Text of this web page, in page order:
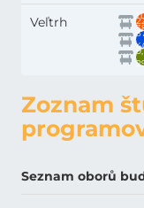
Veľtrh
11,
43
9,
Zoznam
Seznam oborů